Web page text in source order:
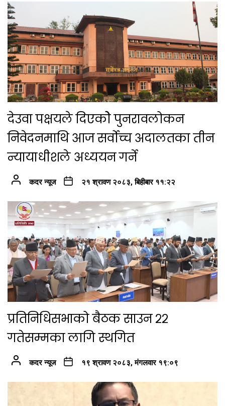
देउवा पक्षयले दिएकोे पुनरावलोकन
निवेदनमाथि आज सर्वोच्च अदालतका तीन
न्यायाधीशले अध्ययन गर्ने
कदर न्यूज २१ श्रावण २०८३, बिहीबार ११:२२
प्रतिनिधिसभाको बैठक साउन २२
गतेसम्मका लागि स्थगित
कदर न्यूज १९ श्रावण २०८३, मंगलवार १९:०९